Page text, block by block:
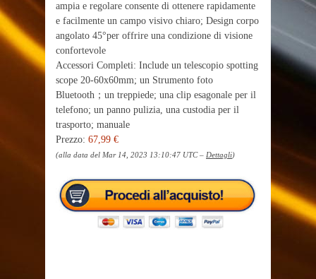
ampia e regolare consente di ottenere rapidamente
e facilmente un campo visivo chiaro; Design corpo
angolato 45°per offrire una condizione di visione
confortevole
Accessori Completi: Include un telescopio spotting
scope 20-60x60mm; un Strumento foto
Bluetooth；un treppiede; una clip esagonale per il
telefono; un panno pulizia, una custodia per il
trasporto; manuale
Prezzo: 67,99 €
(alla data del Mar 14, 2023 13:10:47 UTC – Dettagli)